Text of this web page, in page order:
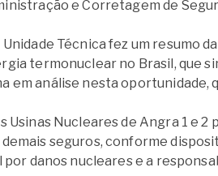
e Corretagem de
Unidade Técnica fez um resumo
termonuclear no Brasil, que
em análise nesta
Usinas Nucleares de Angra 1 e
demais seguros, conforme
por danos nucleares e a